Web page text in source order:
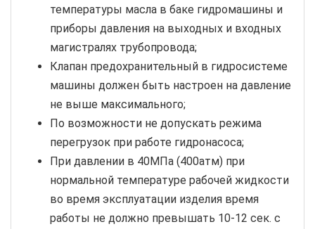
температуры масла в баке гидромашины и
приборы давления на выходных и входных
магистралях трубопровода;
Клапан предохранительный в гидросистеме
машины должен быть настроен на давление
не выше максимального;
По возможности не допускать режима
перегрузок при работе гидронасоса;
При давлении в 40МПа (400атм) при
нормальной температуре рабочей жидкости
во время эксплуатации изделия время
работы не должно превышать 10-12 сек. с